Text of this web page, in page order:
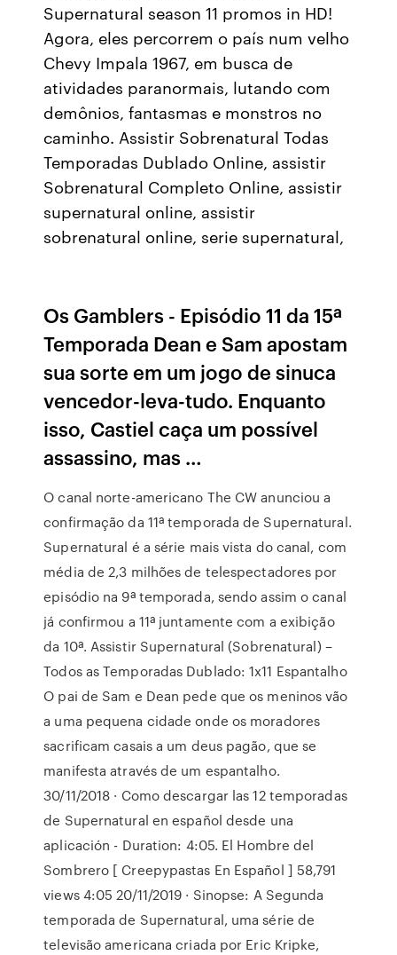
Supernatural season 11 promos in HD!
Agora, eles percorrem o país num velho
Chevy Impala 1967, em busca de
atividades paranormais, lutando com
demônios, fantasmas e monstros no
caminho. Assistir Sobrenatural Todas
Temporadas Dublado Online, assistir
Sobrenatural Completo Online, assistir
supernatural online, assistir
sobrenatural online, serie supernatural,
Os Gamblers - Episódio 11 da 15ª
Temporada Dean e Sam apostam
sua sorte em um jogo de sinuca
vencedor-leva-tudo. Enquanto
isso, Castiel caça um possível
assassino, mas …
O canal norte-americano The CW anunciou a
confirmação da 11ª temporada de Supernatural.
Supernatural é a série mais vista do canal, com
média de 2,3 milhões de telespectadores por
episódio na 9ª temporada, sendo assim o canal
já confirmou a 11ª juntamente com a exibição
da 10ª. Assistir Supernatural (Sobrenatural) –
Todos as Temporadas Dublado: 1x11 Espantalho
O pai de Sam e Dean pede que os meninos vão
a uma pequena cidade onde os moradores
sacrificam casais a um deus pagão, que se
manifesta através de um espantalho.
30/11/2018 · Como descargar las 12 temporadas
de Supernatural en español desde una
aplicación - Duration: 4:05. El Hombre del
Sombrero [ Creepypastas En Español ] 58,791
views 4:05 20/11/2019 · Sinopse: A Segunda
temporada de Supernatural, uma série de
televisão americana criada por Eric Kripke,